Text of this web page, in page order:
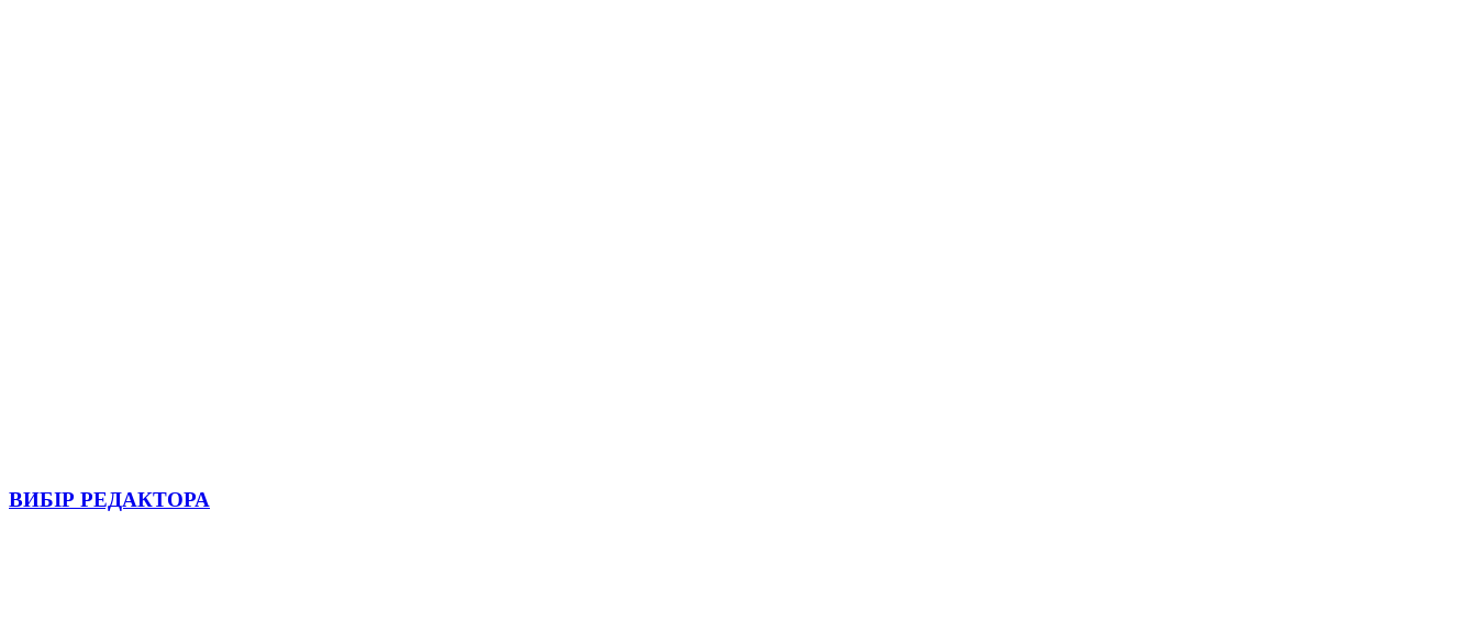
ВИБІР РЕДАКТОРА